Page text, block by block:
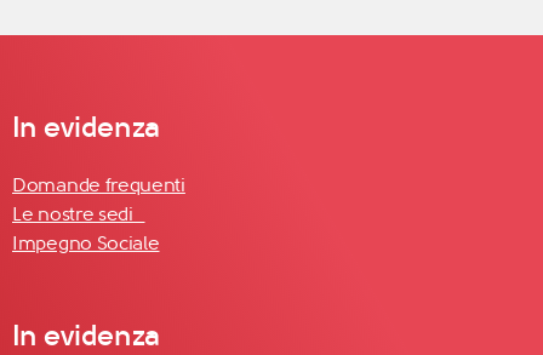
In evidenza
Domande frequenti
Le nostre sedi
Impegno Sociale
In evidenza